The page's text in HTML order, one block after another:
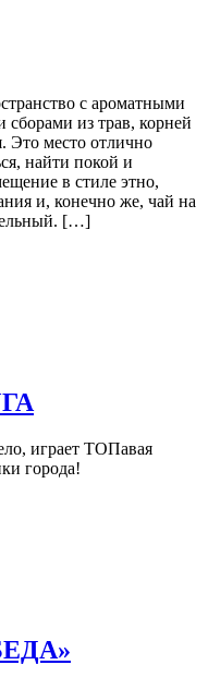
с ароматными
из трав, корней
Это место отлично
найти покой и
в стиле этно,
и, конечно же, чай на
[…]
играет ТОПавая
города!